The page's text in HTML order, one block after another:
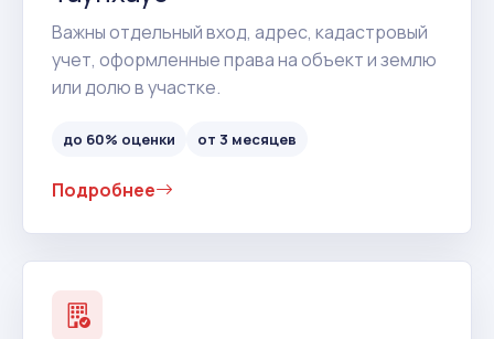
Важны отдельный вход, адрес, кадастровый
учет, оформленные права на объект и землю
или долю в участке.
до 60% оценки от 3 месяцев
Подробнее